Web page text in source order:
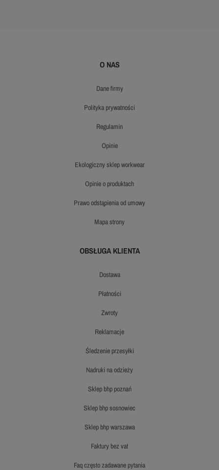
O NAS
dane firmy
polityka prywatności
regulamin
opinie
ekologiczny sklep workwear
opinie o produktach
prawo odstąpienia od umowy
mapa strony
OBSŁUGA KLIENTA
dostawa
płatności
zwroty
reklamacje
śledzenie przesyłki
nadruki na odzieży
sklep bhp poznań
sklep bhp sosnowiec
sklep bhp warszawa
faktury bez vat
faq często zadawane pytania